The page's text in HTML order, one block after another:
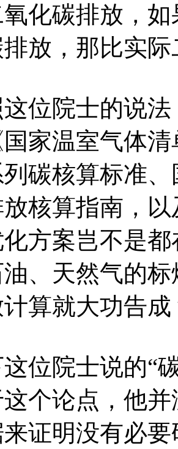
化碳排放，
放，那比实
位院士的说
家温室气体
碳核算标准
核算指南，
方案岂不是
、天然气的
算就大功告
位院士说的“
个论点，他
证明没有必